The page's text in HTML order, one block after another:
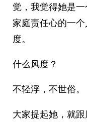
觉，我觉得她是
家庭责任心的一
度。
什么风度？
不轻浮，不世俗。
大家提起她，就跟